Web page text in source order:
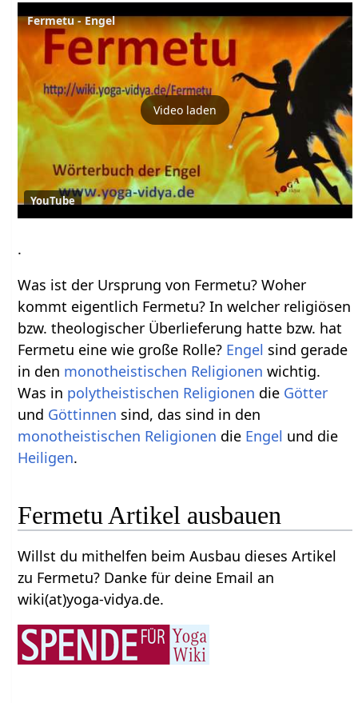
Fermetu - Engel
Video laden
YouTube
.
Was ist der Ursprung von Fermetu? Woher
kommt eigentlich Fermetu? In welcher religiösen
bzw. theologischer Überlieferung hatte bzw. hat
Fermetu eine wie große Rolle? Engel sind gerade
in den monotheistischen Religionen wichtig.
Was in polytheistischen Religionen die Götter
und Göttinnen sind, das sind in den
monotheistischen Religionen die Engel und die
Heiligen.
Fermetu Artikel ausbauen
Willst du mithelfen beim Ausbau dieses Artikel
zu Fermetu? Danke für deine Email an
wiki(at)yoga-vidya.de.